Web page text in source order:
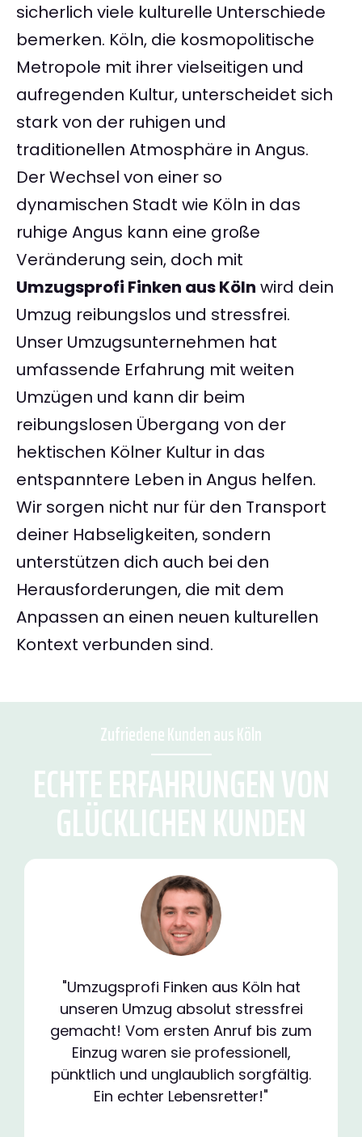
sicherlich viele kulturelle Unterschiede
bemerken. Köln, die kosmopolitische
Metropole mit ihrer vielseitigen und
aufregenden Kultur, unterscheidet sich
stark von der ruhigen und
traditionellen Atmosphäre in Angus.
Der Wechsel von einer so
dynamischen Stadt wie Köln in das
ruhige Angus kann eine große
Veränderung sein, doch mit
Umzugsprofi Finken aus Köln wird dein
Umzug reibungslos und stressfrei.
Unser Umzugsunternehmen hat
umfassende Erfahrung mit weiten
Umzügen und kann dir beim
reibungslosen Übergang von der
hektischen Kölner Kultur in das
entspanntere Leben in Angus helfen.
Wir sorgen nicht nur für den Transport
deiner Habseligkeiten, sondern
unterstützen dich auch bei den
Herausforderungen, die mit dem
Anpassen an einen neuen kulturellen
Kontext verbunden sind.
Zufriedene Kunden aus Köln
ECHTE ERFAHRUNGEN VON
GLÜCKLICHEN KUNDEN
"Umzugsprofi Finken aus Köln hat
unseren Umzug absolut stressfrei
gemacht! Vom ersten Anruf bis zum
Einzug waren sie professionell,
pünktlich und unglaublich sorgfältig.
Ein echter Lebensretter!"